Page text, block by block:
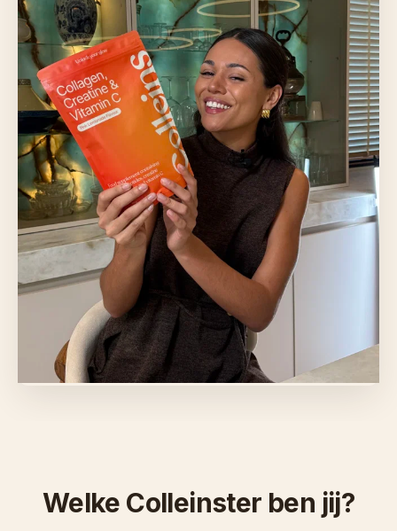
Welke Colleinster ben jij?